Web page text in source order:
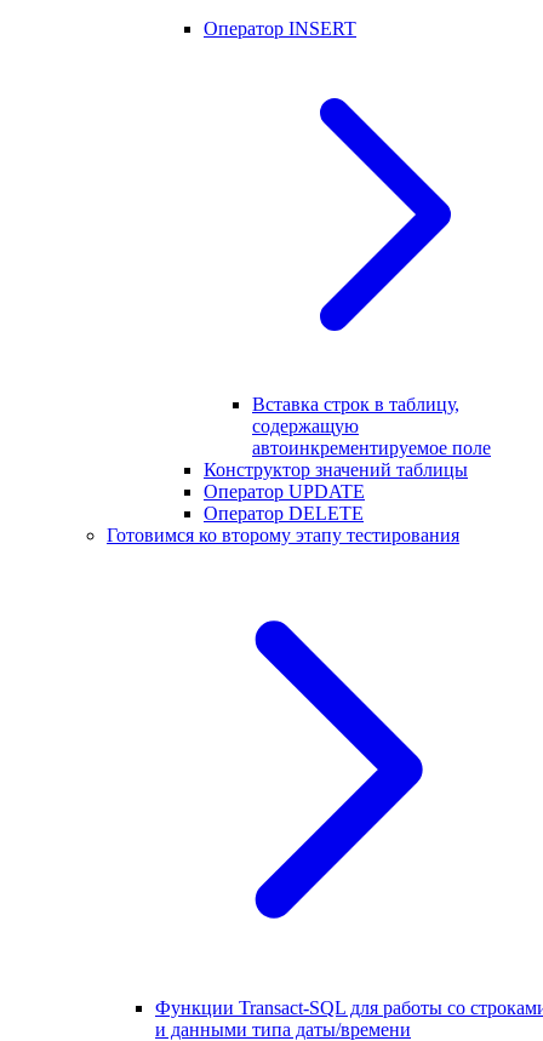
Оператор INSERT
Вставка строк в таблицу,
содержащую
автоинкрементируемое поле
Конструктор значений таблицы
Оператор UPDATE
Оператор DELETE
Готовимся ко второму этапу тестирования
Функции Transact-SQL для работы со
и данными типа даты/времени